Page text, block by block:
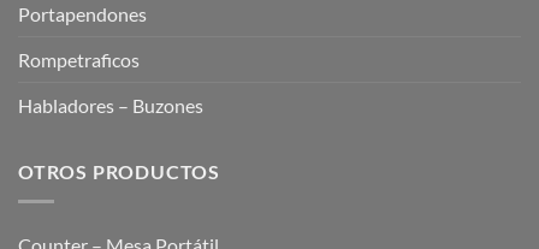
Portapendones
Rompetraficos
Habladores – Buzones
OTROS PRODUCTOS
Counter – Mesa Portátil